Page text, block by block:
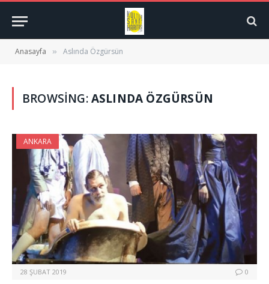
Anasayfa » Aslında Özgürsün
BROWSING:ASLINDA ÖZGÜRSÜN
ANKARA
28 ŞUBAT 2019 0